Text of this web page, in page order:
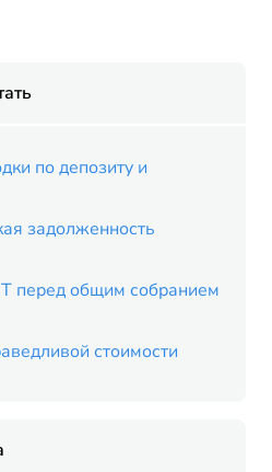
по депозиту и
задолженность
перед общим собранием
стоимости